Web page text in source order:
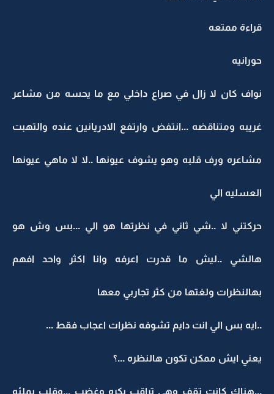
قراءة ممتعه
حورانيه
نواف كان لا زال في صراع داخلي مع ما يحسه من مشاعر
غريبه ومتناقضه ...انتفض وارتفع الادريانين عنده والتهبت
مشاعره ورف قلبه وهو يشوف عيونها ..لا لا ماهي عيونها
العسليه الي
حركتني لا ..شي ثاني في نظرتها هو الي ...بس وش هو
هالشي ..ليش ما قدرت اعرفه وانا اكثر واحد افهم
بهالنظرات ولغتها من كثر تجاربي معها
..ايه بس الي انت دايم تشوفه نظرات اعجاب فقط ...
يعني ايش ممكن تكون هالنظره ...؟
...هناك كانت تقف وهي تراقب بكره وغضب ...وقلب يملئه